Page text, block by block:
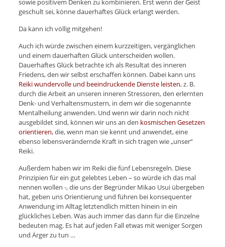
sowie positivem Denken zu kombinieren. Erst wenn der Geist
geschult sei, könne dauerhaftes Glück erlangt werden.
Da kann ich völlig mitgehen!
Auch ich würde zwischen einem kurzzeitigen, vergänglichen
und einem dauerhaften Glück unterscheiden wollen.
Dauerhaftes Glück betrachte ich als Resultat des inneren
Friedens, den wir selbst erschaffen können. Dabei kann uns
Reiki wundervolle und beeindruckende Dienste leisten, z. B.
durch die Arbeit an unseren inneren Stressoren, den erlernten
Denk- und Verhaltensmustern, in dem wir die sogenannte
Mentalheilung anwenden. Und wenn wir darin noch nicht
ausgebildet sind, können wir uns an den kosmischen Gesetzen
orientieren,die, wenn man sie kennt und anwendet, eine
ebenso lebensverändernde Kraft in sich tragen wie „unser“
Reiki.
Außerdem haben wir im Reiki die fünf Lebensregeln. Diese
Prinzipien für ein gut gelebtes Leben – so würde ich das mal
nennen wollen -, die uns der Begründer Mikao Usui übergeben
hat, geben uns Orientierung und führen bei konsequenter
Anwendung im Alltag letztendlich mitten hinein in ein
glückliches Leben. Was auch immer das dann für die Einzelne
bedeuten mag. Es hat auf jeden Fall etwas mit weniger Sorgen
und Ärger zu tun …